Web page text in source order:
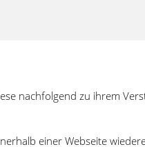
nachfolgend zu ihrem
einer Webseite